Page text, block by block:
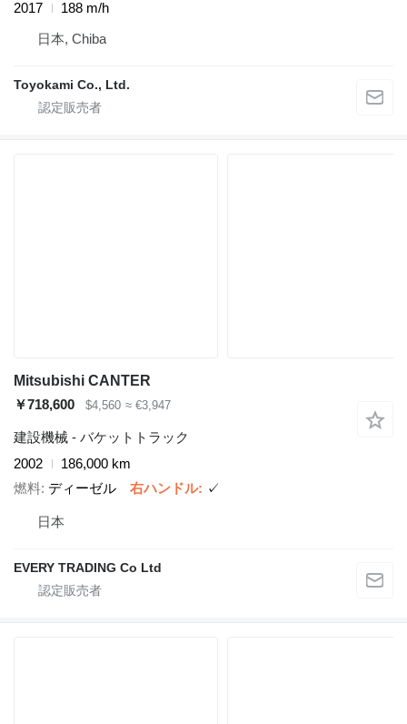
2017
188 m/h
日本, Chiba
Toyokami Co., Ltd.
Mitsubishi CANTER
￥718,600
$4,560 ≈ €3,947
建設機械 - バケットトラック
2002
186,000 km
燃料 ディーゼル 右ハンドル ✓
日本
EVERY TRADING Co Ltd